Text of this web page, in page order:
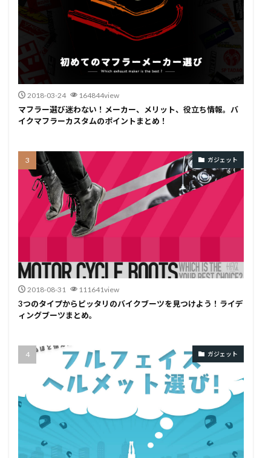
2018-03-24 164844view
マフラー選び迷わない！メーカー、メリット、役立ち情報。バ
イクマフラーカスタムのポイントまとめ！
ガジェット
2018-08-31 111641view
3つのタイプからピッタリのバイクブーツを見つけよう！ライデ
ィングブーツまとめ。
ガジェット